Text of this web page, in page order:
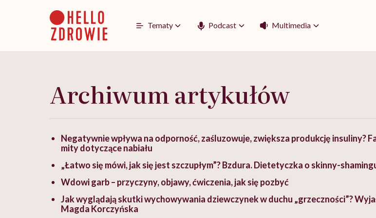
Tematy Podcast Multimedia
Archiwum artykułów
Negatywnie wpływa na odporność, zaśluzowuje, zwiększa produkcję insuliny?
mity dotyczące nabiału
„Łatwo się mówi, jak się jest szczupłym”? Bzdura. Dietetyczka o skinny-
Wdowi garb – przyczyny, objawy, ćwiczenia, jak się pozbyć
Jak wyglądają skutki wychowywania dziewczynek w duchu „grzeczności”?
Magda Korczyńska